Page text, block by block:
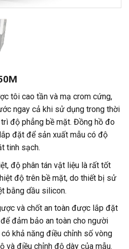
tôi cao tần và mạ crom cứng,
ngay cả khi sử dụng trong thời
độ phẳng bề mặt. Đồng hồ đo
đặt để sản xuất mẫu có độ
tinh sạch.
độ phân tán vật liệu là rất tốt
độ trên bề mặt, do thiết bị sử
bằng dầu silicon.
và chốt an toàn được lắp đặt
đảm bảo an toàn cho người
khả năng điều chỉnh số vòng
và điều chỉnh độ dày của mẫu.